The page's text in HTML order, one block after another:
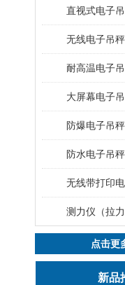
直视式电子
无线电子吊
大屏幕电子
无线带打印
测力仪（拉力
点击更
新品